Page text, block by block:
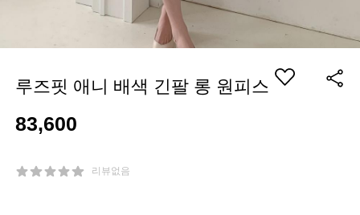
루즈핏 애니 배색 긴팔 롱 원피스
83,600
리뷰없음